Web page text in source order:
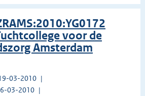
voor de
Amsterdam
03-2010
03-2010